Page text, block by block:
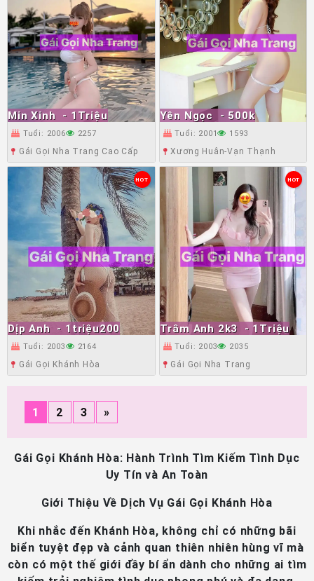
Min Xinh - 1Triệu
Tuổi: 2006 2257
Gái Gọi Nha Trang Cao Cấp
Yên Ngọc - 500k
Tuổi: 2001 1593
Xương Huân-Vạn Thạnh
Dịp Anh - 1triệu200
HOT
Tuổi: 2003 2164
Gái Gọi Khánh Hòa
Trâm Anh 2k3 - 1Triệu
HOT
Tuổi: 2003 2035
Gái Gọi Nha Trang
1 2 3 »
Gái Gọi Khánh Hòa: Hành Trình Tìm Kiếm Tình Dục
Uy Tín và An Toàn
Giới Thiệu Về Dịch Vụ Gái Gọi Khánh Hòa
Khi nhắc đến Khánh Hòa, không chỉ có những bãi
biển tuyệt đẹp và cảnh quan thiên nhiên hùng vĩ mà
còn có một thế giới đầy bí ẩn dành cho những ai tìm